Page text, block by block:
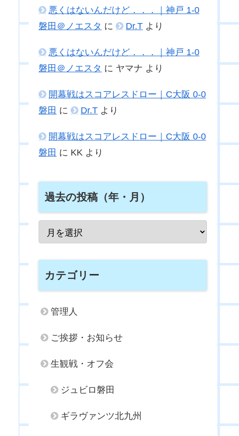
悪くはないんだけど．．．｜神戸 1-0
磐田＠ノエスタ に Dr.T より
悪くはないんだけど．．．｜神戸 1-0
磐田＠ノエスタ に ヤマナ より
開幕戦はスコアレスドロー｜C大阪 0-0
磐田 に Dr.T より
開幕戦はスコアレスドロー｜C大阪 0-0
磐田 に KK より
過去の投稿（年・月）
カテゴリー
管理人
ご挨拶・お知らせ
生観戦・オフ会
ジュビロ磐田
ギラヴァンツ北九州